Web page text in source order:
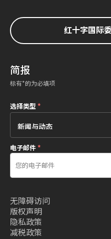
红十字国际
简报
标有*的为必填项
选择类型 *
电子邮件*
无障碍访问
版权声明
隐私政策
减税政策